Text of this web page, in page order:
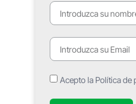
Acepto la Política de